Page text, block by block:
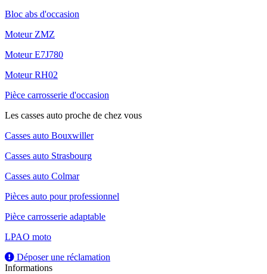
Bloc abs d'occasion
Moteur ZMZ
Moteur E7J780
Moteur RH02
Pièce carrosserie d'occasion
Les casses auto proche de chez vous
Casses auto Bouxwiller
Casses auto Strasbourg
Casses auto Colmar
Pièces auto pour professionnel
Pièce carrosserie adaptable
LPAO moto
Déposer une réclamation
Informations